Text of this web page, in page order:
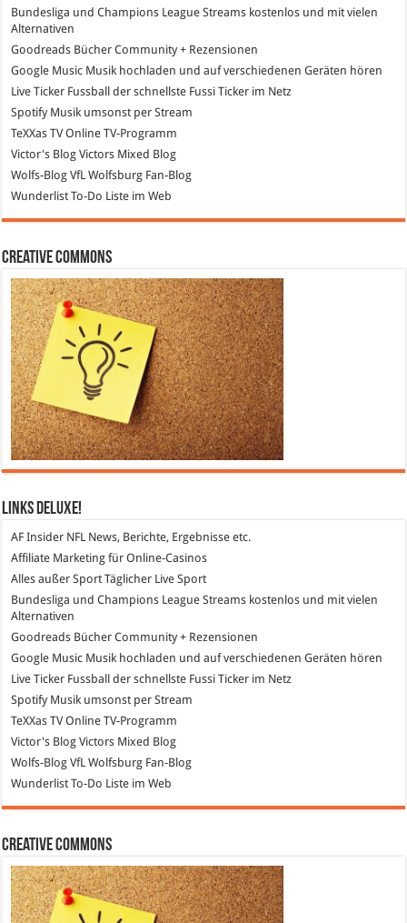
Bundesliga und Champions League Streams kostenlos und mit vielen
Alternativen
Goodreads Bücher Community + Rezensionen
Google Music Musik hochladen und auf verschiedenen Geräten hören
Live Ticker Fussball
der schnellste Fussi Ticker im Netz
SpotifyMusik umsonst per Stream
TeXXas TVOnline TV-Programm
Victor's Blog Victors Mixed Blog
Wolfs-Blog VfL Wolfsburg Fan-Blog
WunderlistTo-Do Liste im Web
Creative Commons
Links DeLuXe!
AF Insider NFL News, Berichte, Ergebnisse etc.
Affiliate Marketing für Online-Casinos
Alles außer Sport Täglicher Live Sport
Bundesliga und Champions League Streams kostenlos und mit vielen
Alternativen
Goodreads Bücher Community + Rezensionen
Google Music Musik hochladen und auf verschiedenen Geräten hören
Live Ticker Fussball der schnellste Fussi Ticker im Netz
SpotifyMusik umsonst per Stream
TeXXas TVOnline TV-Programm
Victor's Blog Victors Mixed Blog
Wolfs-Blog VfL Wolfsburg Fan-Blog
Wunderlist To-Do Liste im Web
Creative Commons